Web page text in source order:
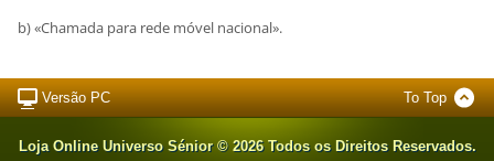
b) «Chamada para rede móvel nacional».
Versão PC To Top
Loja Online Universo Sénior © 2026 Todos os Direitos Reservados.